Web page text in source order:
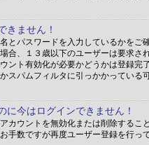
きません！
とパスワードを入力しているかを
合、１３歳以下のユーザーは要求
ント有効化が必要かどうかは登録
スパムフィルタに引っかかってい
に今はログインできません！
カウントを無効化または削除する
手数ですが再度ユーザー登録を行っ